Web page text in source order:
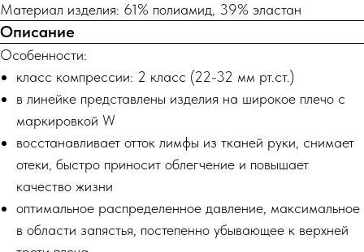
Материал изделия: 61% полиамид, 39% эластан
Описание
Особенности:
класс компрессии: 2 класс (22-32 мм рт.ст.)
в линейке представлены изделия на широкое плечо с
маркировкой W
восстанавливает отток лимфы из тканей руки, снимает
отеки, быстро приносит облегчение и повышает
качество жизни
оптимальное распределенное давление, максимальное
в области запястья, постепенно убывающее к верхней